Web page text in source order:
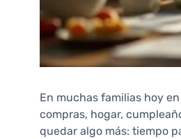
En muchas familias hoy
compras, hogar,
quedar algo más: tiempo